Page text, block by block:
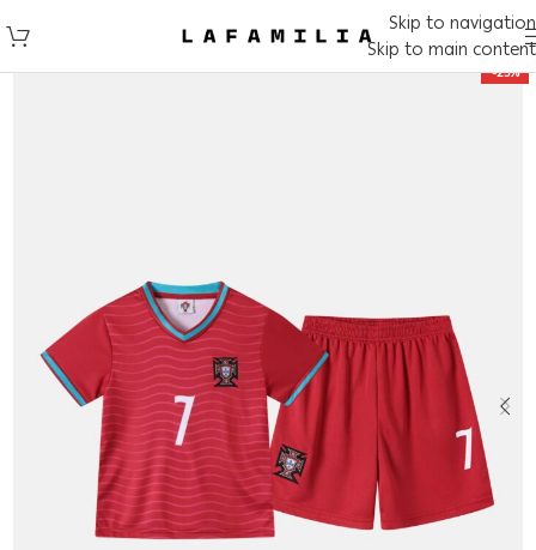
Skip to navigation
Skip to main content
-25%